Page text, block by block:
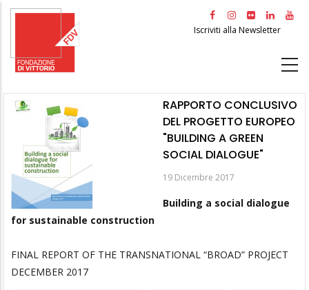
Salta
principale
Iscriviti alla Newsletter
RAPPORTO CONCLUSIVO
DEL PROGETTO EUROPEO
"BUILDING A GREEN
SOCIAL DIALOGUE"
19 Dicembre 2017
Building a social dialogue
for sustainable construction
FINAL REPORT OF THE TRANSNATIONAL “BROAD” PROJECT
DECEMBER 2017